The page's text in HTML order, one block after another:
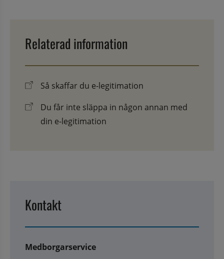
Relaterad information
Så skaffar du e-legitimation
Du får inte släppa in någon annan med
din e-legitimation
Kontakt
Medborgarservice